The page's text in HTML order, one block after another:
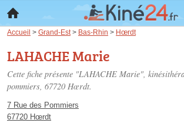
Accueil > Grand-Est > Bas-Rhin > Hœrdt
LAHACHE Marie
Cette fiche présente "LAHACHE Marie",
pommiers, 67720 Hœrdt.
7 Rue des Pommiers
67720 Hœrdt